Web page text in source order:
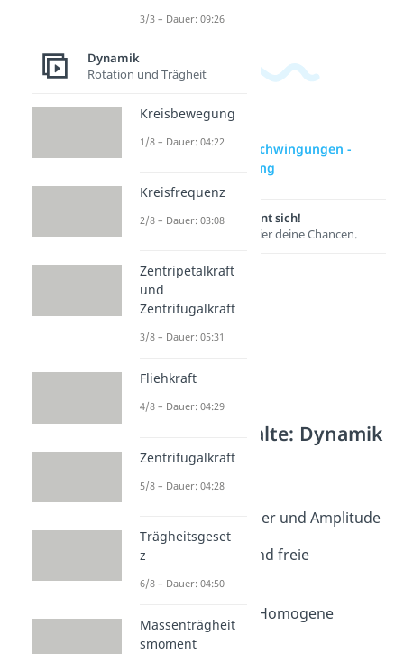
zur Videoseite: Schwingungen -
Homogene Lösung
Lernen lohnt sich!
Entdecke hier deine Chancen.
Weitere Inhalte: Dynamik
Schwingungen
Schwingungen
Schwingungsdauer und Amplitude
Dauer: 05:27
Eigenfrequenz und freie
Schwingung
Schwingungen - Homogene
Lösung
3/3 – Dauer: 09:26
Dynamik
Rotation und Trägheit
Kreisbewegung
1/8 – Dauer: 04:22
Kreisfrequenz
2/8 – Dauer: 03:08
Zentripetalkraft
und
Zentrifugalkraft
3/8 – Dauer: 05:31
Fliehkraft
4/8 – Dauer: 04:29
Zentrifugalkraft
5/8 – Dauer: 04:28
Trägheitsgeset
z
6/8 – Dauer: 04:50
Massenträgheit
smoment